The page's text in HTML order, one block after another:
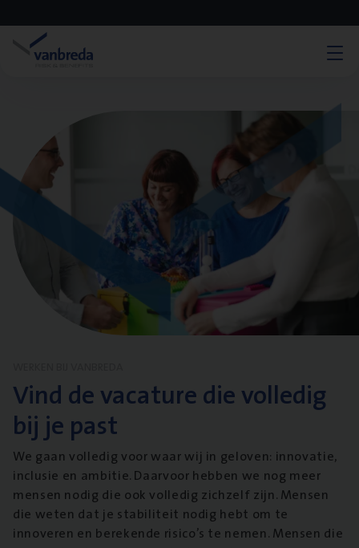
Vind de vacature die volledig
bij je past
We gaan volledig voor waar wij in geloven: innovatie,
inclusie en ambitie. Daarvoor hebben we nog meer
mensen nodig die ook volledig zichzelf zijn. Mensen
die weten dat je stabiliteit nodig hebt om te
innoveren en berekende risico’s te nemen. Mensen die